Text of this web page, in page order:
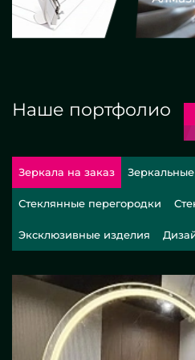
Наше портфолио
Зеркала на заказ
Стеклянные перегородки
Эксклюзивные изделия